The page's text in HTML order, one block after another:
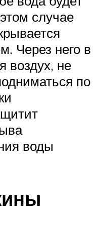
случае
Через него в
воздух, не
по
воды